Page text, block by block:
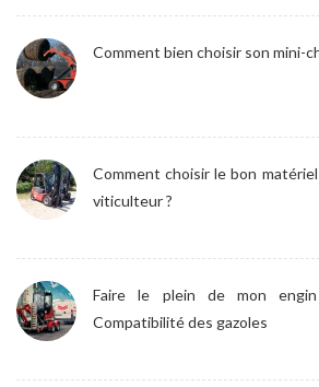
Comment bien choisir son mini-
Comment choisir le bon
viticulteur ?
Faire le plein de mon
Compatibilité des gazoles